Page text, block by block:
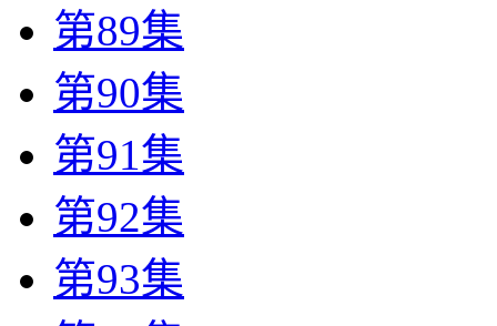
第89集
第90集
第91集
第92集
第93集